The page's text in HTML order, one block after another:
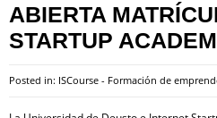
ABIERTA
STARTUP
Posted in: ISCourse - Formación de